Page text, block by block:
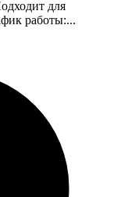
для
работы:...